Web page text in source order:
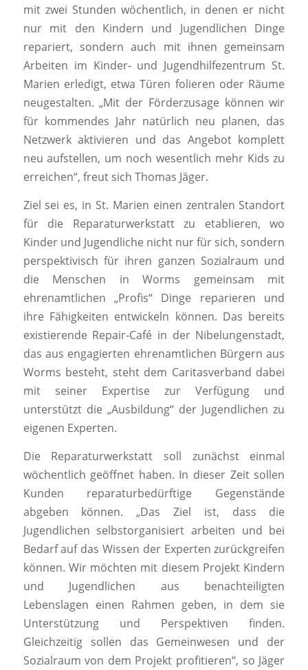
mit zwei Stunden wöchentlich, in denen er nicht
nur mit den Kindern und Jugendlichen Dinge
repariert, sondern auch mit ihnen gemeinsam
Arbeiten im Kinder- und Jugendhilfezentrum St.
Marien erledigt, etwa Türen folieren oder Räume
neugestalten. „Mit der Förderzusage können wir
für kommendes Jahr natürlich neu planen, das
Netzwerk aktivieren und das Angebot komplett
neu aufstellen, um noch wesentlich mehr Kids zu
erreichen“, freut sich Thomas Jäger.
Ziel sei es, in St. Marien einen zentralen Standort
für die Reparaturwerkstatt zu etablieren, wo
Kinder und Jugendliche nicht nur für sich, sondern
perspektivisch für ihren ganzen Sozialraum und
die Menschen in Worms gemeinsam mit
ehrenamtlichen „Profis“ Dinge reparieren und
ihre Fähigkeiten entwickeln können. Das bereits
existierende Repair-Café in der Nibelungenstadt,
das aus engagierten ehrenamtlichen Bürgern aus
Worms besteht, steht dem Caritasverband dabei
mit seiner Expertise zur Verfügung und
unterstützt die „Ausbildung“ der Jugendlichen zu
eigenen Experten.
Die Reparaturwerkstatt soll zunächst einmal
wöchentlich geöffnet haben. In dieser Zeit sollen
Kunden reparaturbedürftige Gegenstände
abgeben können. „Das Ziel ist, dass die
Jugendlichen selbstorganisiert arbeiten und bei
Bedarf auf das Wissen der Experten zurückgreifen
können. Wir möchten mit diesem Projekt Kindern
und Jugendlichen aus benachteiligten
Lebenslagen einen Rahmen geben, in dem sie
Unterstützung und Perspektiven finden.
Gleichzeitig sollen das Gemeinwesen und der
Sozialraum von dem Projekt profitieren“, so Jäger